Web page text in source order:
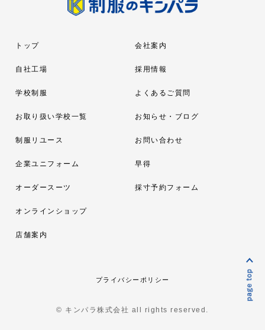
トップ
自社工場
学校制服
お取り扱い学校一覧
制服リユース
企業ユニフォーム
オーダースーツ
オンラインショップ
店舗案内
会社案内
採用情報
よくあるご質問
お知らせ・ブログ
お問い合わせ
早得
採寸予約フォーム
プライバシーポリシー
© キンパラ株式会社 all rights reserved.